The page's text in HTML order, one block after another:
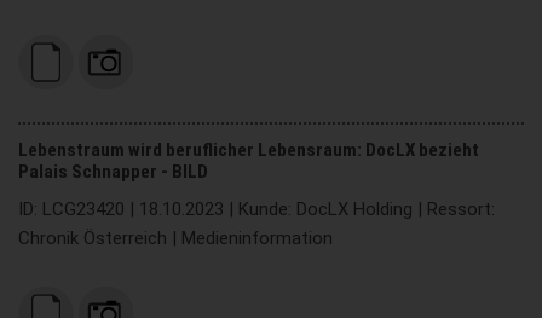
Lebenstraum wird beruflicher Lebensraum: DocLX bezieht
Palais Schnapper - BILD
ID: LCG23420 | 18.10.2023 | Kunde: DocLX Holding | Ressort:
Chronik Österreich | Medieninformation